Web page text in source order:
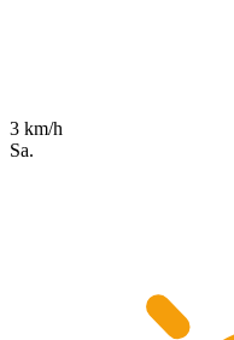
3 km/h
Sa.